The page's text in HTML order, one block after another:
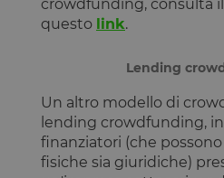
crowdfunding, consulta
questo link.
Lending
Un altro modello di
lending crowdfunding,
finanziatori (che
fisiche sia giuridiche)